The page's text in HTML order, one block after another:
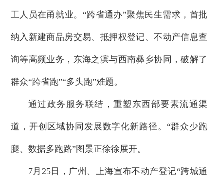
工人员在甬就业。“跨省通办”聚焦民生需求，首批
纳入新建商品房交易、抵押权登记、不动产信息查
询等高频业务，东海之滨与西南彝乡协同，破解了
群众“跨省跑”“多头跑”难题。
通过政务服务联结，重塑东西部要素流通渠
道，开创区域协同发展数字化新路径。“群众少跑
腿、数据多跑路”图景正徐徐展开。
7月25日，广州、上海宣布不动产登记“跨城通